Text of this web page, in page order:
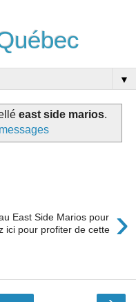
▼
east side marios.
›
East Side Marios pour
ici pour profiter de cette